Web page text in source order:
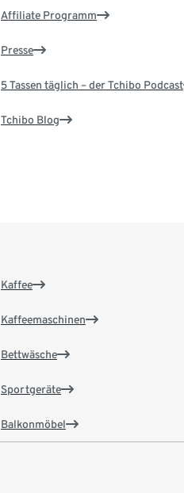
Affiliate Programm
Presse
5 Tassen täglich – der Tchibo Podcast
Tchibo Blog
Kaffee
Kaffeemaschinen
Bettwäsche
Sportgeräte
Balkonmöbel